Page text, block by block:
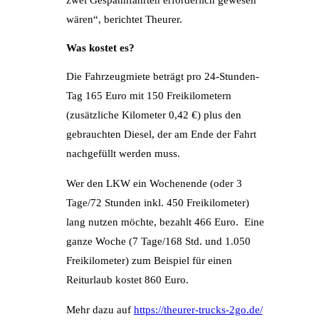
wären“, berichtet Theurer.
Was kostet es?
Die Fahrzeugmiete beträgt pro 24-Stunden-
Tag 165 Euro mit 150 Freikilometern
(zusätzliche Kilometer 0,42 €) plus den
gebrauchten Diesel, der am Ende der Fahrt
nachgefüllt werden muss.
Wer den LKW ein Wochenende (oder 3
Tage/72 Stunden inkl. 450 Freikilometer)
lang nutzen möchte, bezahlt 466 Euro. Eine
ganze Woche (7 Tage/168 Std. und 1.050
Freikilometer) zum Beispiel für einen
Reiturlaub kostet 860 Euro.
Mehr dazu auf https://theurer-trucks-2go.de/